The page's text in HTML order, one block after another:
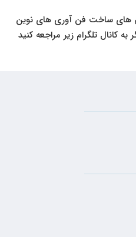
ساخت فن آوری های نوین
کانال تلگرام زیر مراجعه کنید